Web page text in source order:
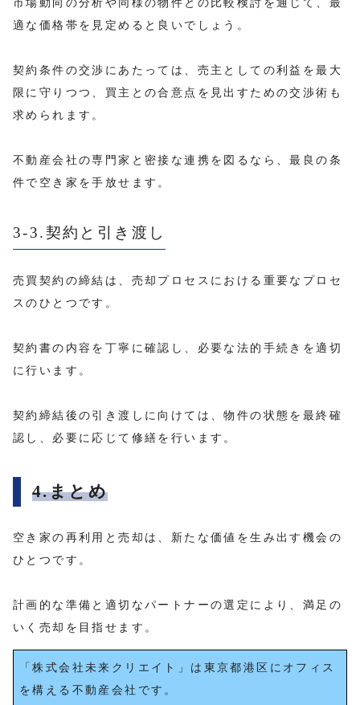
市場動向の分析や同様の物件との比較検討を通じて、最
適な価格帯を見定めると良いでしょう。
契約条件の交渉にあたっては、売主としての利益を最大
限に守りつつ、買主との合意点を見出すための交渉術も
求められます。
不動産会社の専門家と密接な連携を図るなら、最良の条
件で空き家を手放せます。
3-3.契約と引き渡し
売買契約の締結は、売却プロセスにおける重要なプロセ
スのひとつです。
契約書の内容を丁寧に確認し、必要な法的手続きを適切
に行います。
契約締結後の引き渡しに向けては、物件の状態を最終確
認し、必要に応じて修繕を行います。
4.まとめ
空き家の再利用と売却は、新たな価値を生み出す機会の
ひとつです。
計画的な準備と適切なパートナーの選定により、満足の
いく売却を目指せます。
「株式会社未来クリエイト」は東京都港区にオフィス
を構える不動産会社です。